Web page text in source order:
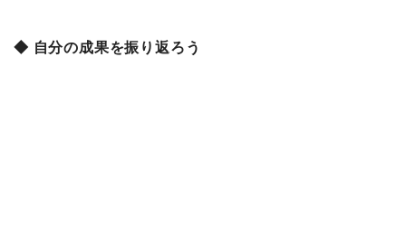
◆ 自分の成果を振り返ろう